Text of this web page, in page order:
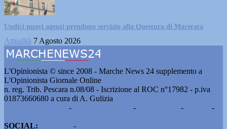
Undici nuovi agenti prendono servizio alla Questura di Macerata
Attualità 7 Agosto 2026
L'Opinionista © since 2008 - Marche News 24 supplemento a
L'Opinionista Giornale Online
n. reg. Trib. Pescara n.08/08 - Iscrizione al ROC n°17982 - p.iva
01873660680 a cura di A. Gulizia
- - -
-
SOCIAL:
-